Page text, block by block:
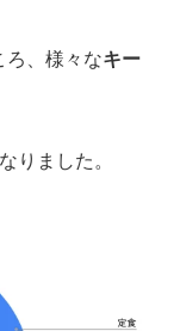
ろ、様々なキー
りました。